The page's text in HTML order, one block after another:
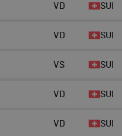
VD SUI
VD SUI
VS SUI
VD SUI
VD SUI